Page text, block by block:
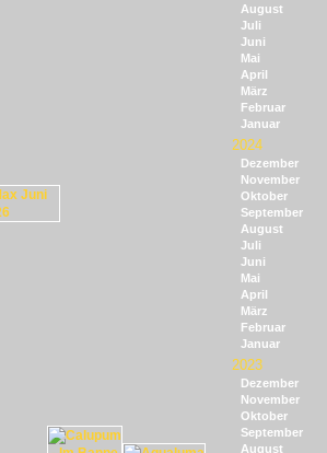
August
Juli
Juni
Mai
April
März
Februar
Januar
2024
Dezember
November
Oktober
September
August
Juli
Juni
Mai
April
März
Februar
Januar
2023
Dezember
November
Oktober
September
August